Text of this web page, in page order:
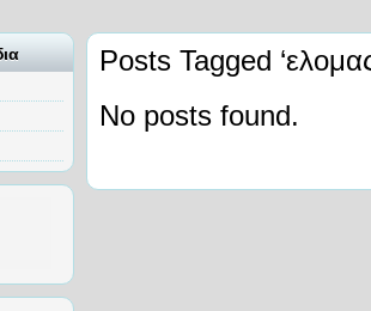
Posts Tagged
No posts found.